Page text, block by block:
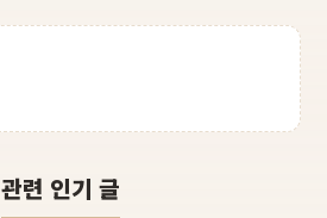
관련 인기 글